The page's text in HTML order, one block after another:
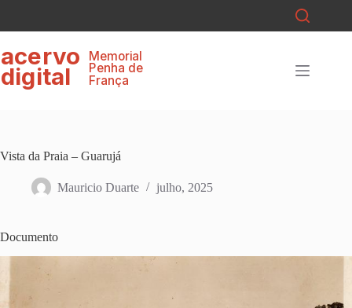
o
Memorial
Penha de
França
acervo
digital
Vista da Praia – Guarujá
Mauricio Duarte julho, 2025
Documento